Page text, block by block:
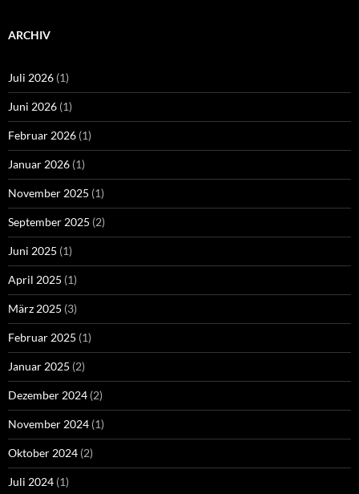
ARCHIV
Juli 2026 (1)
Juni 2026 (1)
Februar 2026 (1)
Januar 2026 (1)
November 2025 (1)
September 2025 (2)
Juni 2025 (1)
April 2025 (1)
März 2025 (3)
Februar 2025 (1)
Januar 2025 (2)
Dezember 2024 (2)
November 2024 (1)
Oktober 2024 (2)
Juli 2024 (1)